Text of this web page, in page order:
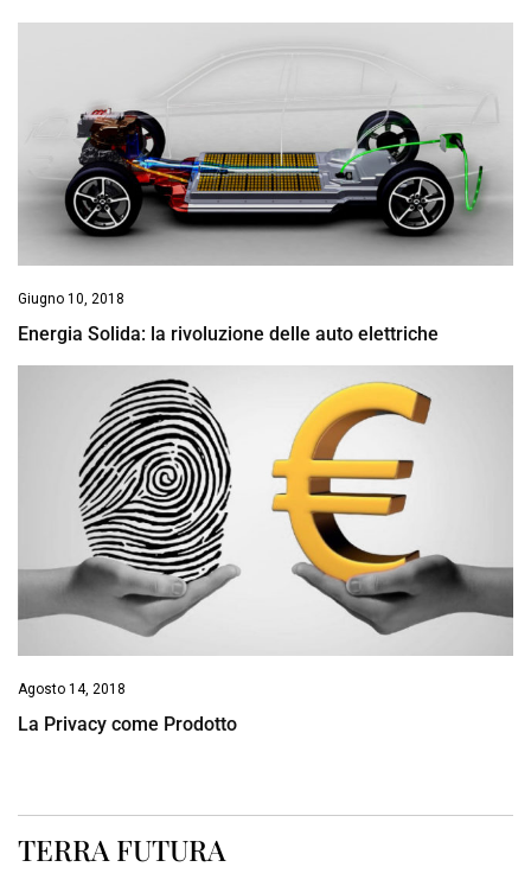
Giugno 10, 2018
Energia Solida: la rivoluzione delle auto elettriche
Agosto 14, 2018
La Privacy come Prodotto
TERRA FUTURA